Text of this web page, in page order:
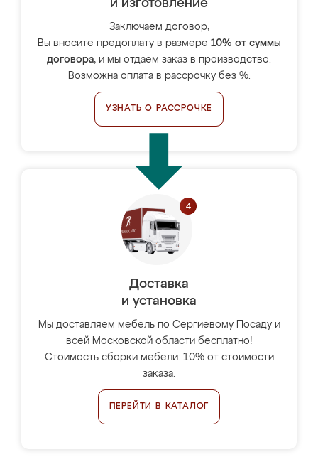
и изготовление
Заключаем договор,
Вы вносите предоплату в размере 10% от суммы
договора, и мы отдаём заказ в производство.
Возможна оплата в рассрочку без %.
УЗНАТЬ О РАССРОЧКЕ
Доставка
и установка
Мы доставляем мебель по Сергиевому Посаду и
всей Московской области бесплатно!
Стоимость сборки мебели: 10% от стоимости
заказа.
ПЕРЕЙТИ В КАТАЛОГ